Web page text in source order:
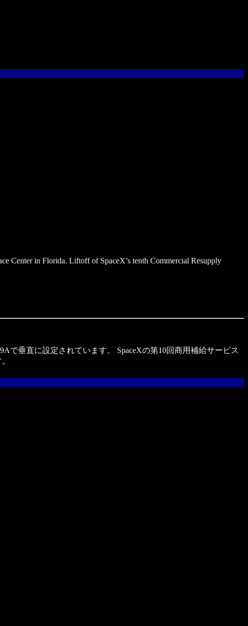
Center in Florida. Liftoff of SpaceX’s tenth Commercial Resupply
で垂直に設定されています。 SpaceXの第10回商用補給サービス